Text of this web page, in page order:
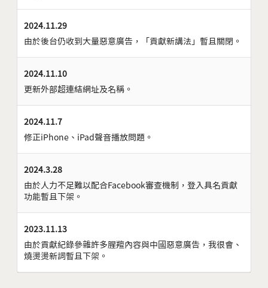
2024.11.29
由於後台仍收到大量惡意廣告，「貢獻新講法」暫且關閉。
2024.11.10
更新外部超連結網址及名稱。
2024.11.7
修正iPhone、iPad聲音播放問題。
2024.3.28
由於人力不足難以配合Facebook審查機制，登入具名貢獻
功能暫且下架。
2023.11.13
由於貢獻紀錄參雜許多腥羶內容與中國惡意廣告，我很會、
燒燙燙新詞暫且下架。